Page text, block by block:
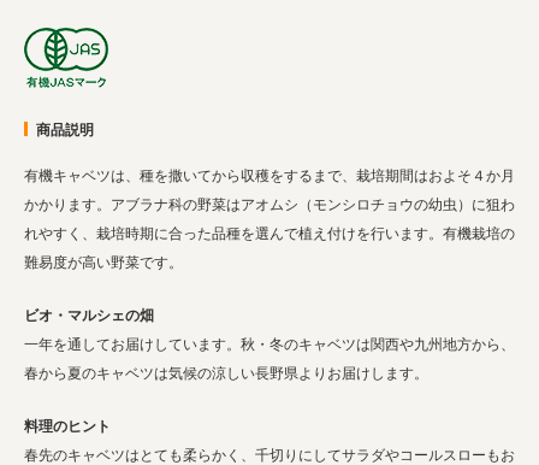
商品説明
有機キャベツは、種を撒いてから収穫をするまで、栽培期間はおよそ４か月
かかります。アブラナ科の野菜はアオムシ（モンシロチョウの幼虫）に狙わ
れやすく、栽培時期に合った品種を選んで植え付けを行います。有機栽培の
難易度が高い野菜です。
ビオ・マルシェの畑
一年を通してお届けしています。秋・冬のキャベツは関西や九州地方から、
春から夏のキャベツは気候の涼しい長野県よりお届けします。
料理のヒント
春先のキャベツはとても柔らかく、千切りにしてサラダやコールスローもお